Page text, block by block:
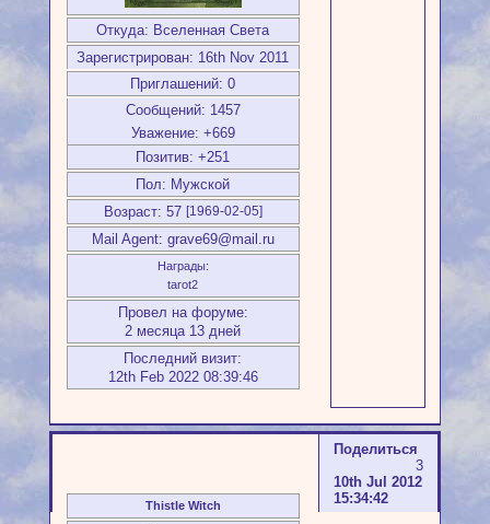
Откуда: Вселенная Света
Зарегистрирован: 16th Nov 2011
Приглашений: 0
Сообщений: 1457
Уважение: +669
Позитив: +251
Пол: Мужской
Возраст: 57 [1969-02-05]
Mail Agent: grave69@mail.ru
Награды:
tarot2
Провел на форуме:
2 месяца 13 дней
Последний визит:
12th Feb 2022 08:39:46
Поделиться
3
10th Jul 2012
15:34:42
Thistle Witch